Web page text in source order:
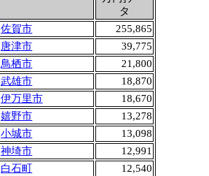
タ
佐賀市
255,865
唐津市
39,775
鳥栖市
21,800
武雄市
18,870
伊万里市
18,670
嬉野市
13,278
小城市
13,098
神埼市
12,991
白石町
12,540